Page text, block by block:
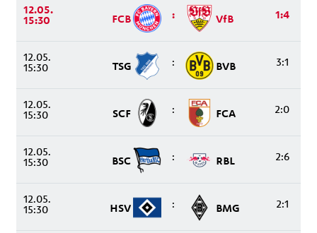
12.05.
15:30 FCB : VfB 1:4
12.05.
15:30 TSG : BVB 3:1
12.05.
15:30 SCF : FCA 2:0
12.05.
15:30 BSC : RBL 2:6
12.05.
15:30 HSV : BMG 2:1